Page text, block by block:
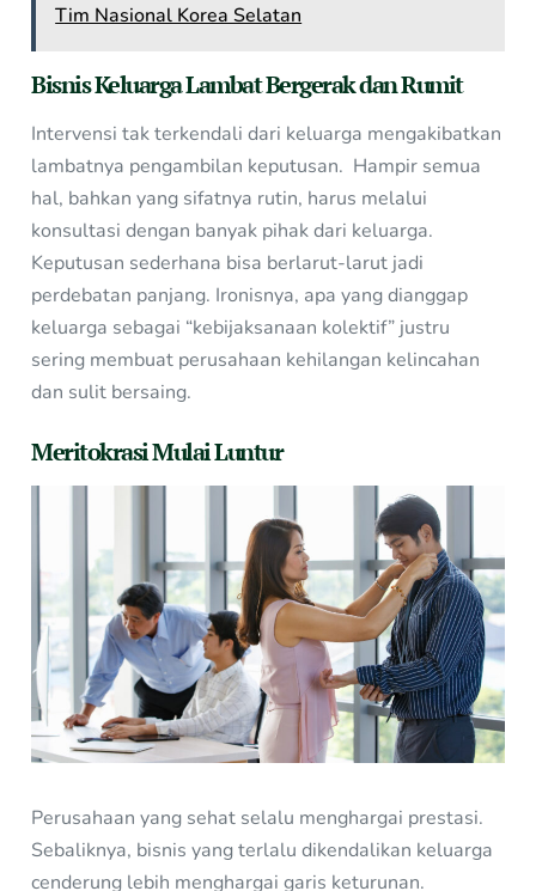
Tim Nasional Korea Selatan
Bisnis Keluarga Lambat Bergerak dan Rumit
Intervensi tak terkendali dari keluarga mengakibatkan
lambatnya pengambilan keputusan. Hampir semua
hal, bahkan yang sifatnya rutin, harus melalui
konsultasi dengan banyak pihak dari keluarga.
Keputusan sederhana bisa berlarut-larut jadi
perdebatan panjang. Ironisnya, apa yang dianggap
keluarga sebagai “kebijaksanaan kolektif” justru
sering membuat perusahaan kehilangan kelincahan
dan sulit bersaing.
Meritokrasi Mulai Luntur
Perusahaan yang sehat selalu menghargai prestasi.
Sebaliknya, bisnis yang terlalu dikendalikan keluarga
cenderung lebih menghargai garis keturunan.